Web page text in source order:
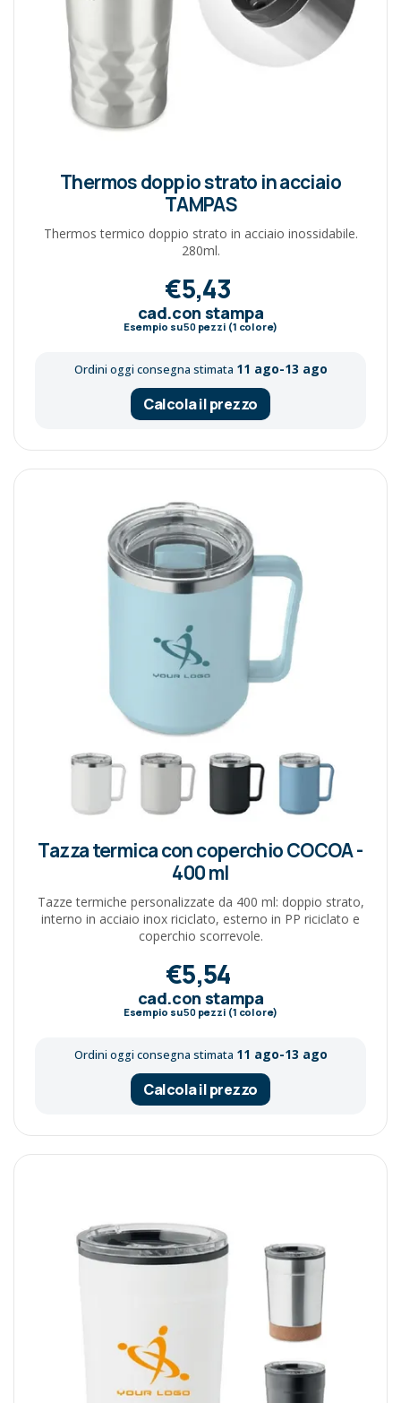
Thermos doppio strato in acciaio
TAMPAS
Thermos termico doppio strato in acciaio inossidabile.
280ml.
€5,43
cad.con stampa
Esempio su50pezzi (1 colore)
Ordini oggi consegna stimata 11 ago-13 ago
Calcola il prezzo
Tazza termica con coperchio COCOA -
400 ml
Tazze termiche personalizzate da 400 ml: doppio strato,
interno in acciaio inox riciclato, esterno in PP riciclato e
coperchio scorrevole.
€5,54
cad.con stampa
Esempio su50pezzi (1 colore)
Ordini oggi consegna stimata 11 ago-13 ago
Calcola il prezzo